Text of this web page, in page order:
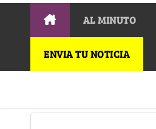
AL MINUTO
ENVIA TU NOTICIA